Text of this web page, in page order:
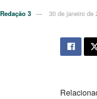
Redação 3 30 de janeiro de